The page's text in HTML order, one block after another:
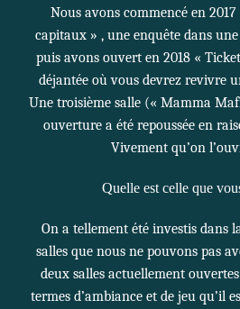
Nous avons commencé en 2017
capitaux» , une enquête dans
puis avons ouvert en 2018 «
déjantée où vous devrez revivre
Une troisième salle (« Mamma
ouverture a été repoussée en
Vivement qu’on
Quelle est celle que
On a tellement été investis dans
salles que nous ne pouvons pas
deux salles actuellement
termes d’ambiance et de jeu qu’il